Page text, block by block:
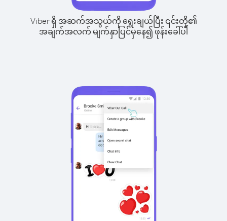
Viber ရှိ အဆက်အသွယ်ကို ရွေးချယ်ပြီး ၎င်းတို့၏
အချက်အလက် မျက်နှာပြင်မှနေ၍ ဖုန်းခေါ်ပါ